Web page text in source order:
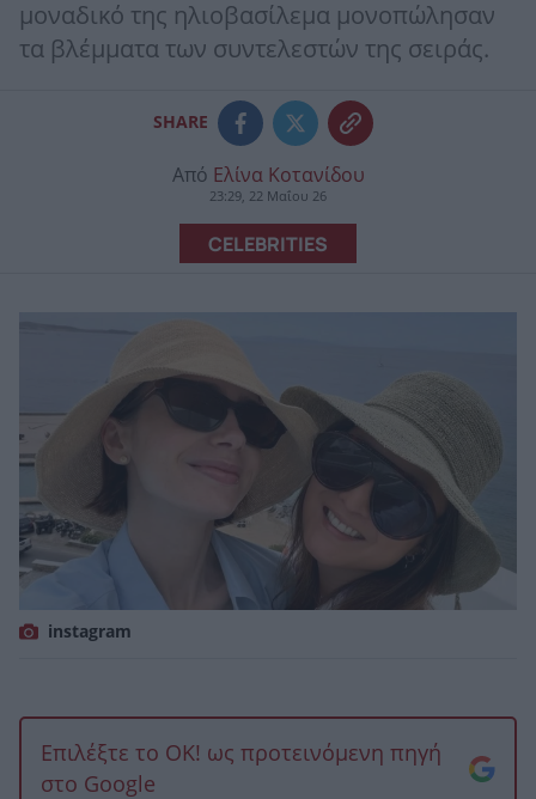
μοναδικό της ηλιοβασίλεμα μονοπώλησαν
τα βλέμματα των συντελεστών της σειράς.
SHARE
Από Ελίνα Κοτανίδου
23:29, 22 Μαΐου 26
CELEBRITIES
instagram
Επιλέξτε το OK! ως προτεινόμενη πηγή
στο Google